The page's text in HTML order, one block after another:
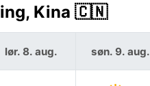
Kina 🇨🇳
lør. 8. aug. søn. 9. aug.